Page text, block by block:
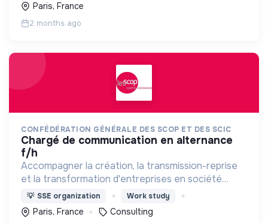
Paris, France
2 months ago
CONFÉDÉRATION GÉNÉRALE DES SCOP ET DES SCIC
chargé de communication en alternance
f/h
Accompagner la création, la transmission-reprise
et la transformation d'entreprises en société
coopérative (Scop, Scic)
💡 SSE organization Work study
Paris, France Consulting